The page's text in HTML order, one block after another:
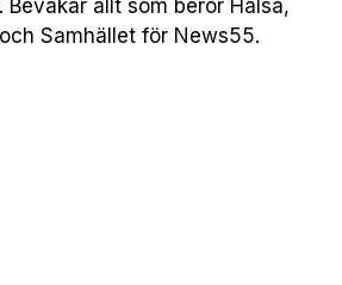
Bevakar allt som berör Hälsa,
Samhället för News55.